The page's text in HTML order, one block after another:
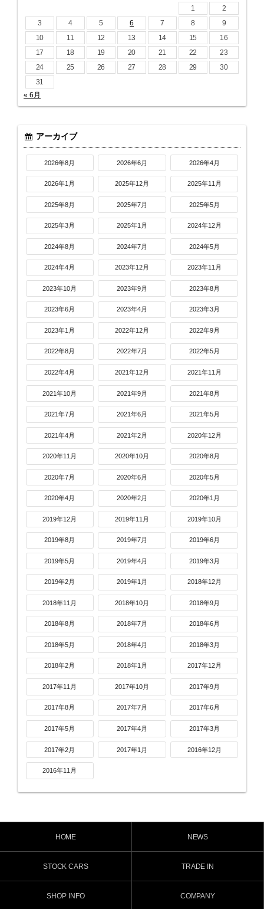
1
2
3
4 5 6 7 8
9
10
11 12 13 14 15
16
17
18 19 20 21 22
23
24
25 26 27 28 29
30
31
« 6月
アーカイブ
2026年8月 2026年6月 2026年4月
2026年1月 2025年12月 2025年11月
2025年8月 2025年7月 2025年5月
2025年3月 2025年1月 2024年12月
2024年8月 2024年7月 2024年5月
2024年4月 2023年12月 2023年11月
2023年10月 2023年9月 2023年8月
2023年6月 2023年4月 2023年3月
2023年1月 2022年12月 2022年9月
2022年8月 2022年7月 2022年5月
2022年4月 2021年12月 2021年11月
2021年10月 2021年9月 2021年8月
2021年7月 2021年6月 2021年5月
2021年4月 2021年2月 2020年12月
2020年11月 2020年10月 2020年8月
2020年7月 2020年6月 2020年5月
2020年4月 2020年2月 2020年1月
2019年12月 2019年11月 2019年10月
2019年8月 2019年7月 2019年6月
2019年5月 2019年4月 2019年3月
2019年2月 2019年1月 2018年12月
2018年11月 2018年10月 2018年9月
2018年8月 2018年7月 2018年6月
2018年5月 2018年4月 2018年3月
2018年2月 2018年1月 2017年12月
2017年11月 2017年10月 2017年9月
2017年8月 2017年7月 2017年6月
2017年5月 2017年4月 2017年3月
2017年2月 2017年1月 2016年12月
2016年11月
HOME NEWS
STOCK CARS TRADE IN
SHOP INFO COMPANY